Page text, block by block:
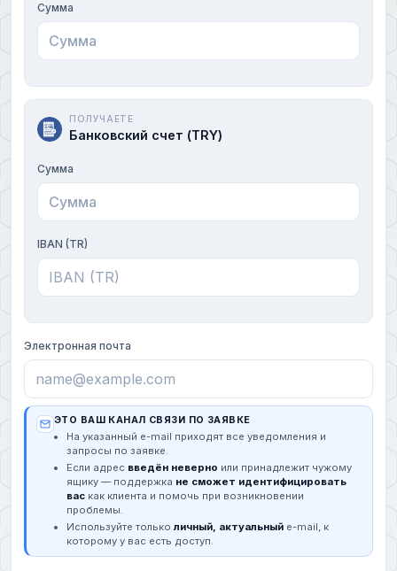
Сумма
ПОЛУЧАЕТЕ
Банковский счет (TRY)
Сумма
IBAN (TR)
Электронная почта
ЭТО ВАШ КАНАЛ СВЯЗИ ПО ЗАЯВКЕ
На указанный e-mail приходят все уведомления и
запросы по заявке.
Если адрес введён неверно или принадлежит чужому
ящику — поддержка не сможет идентифицировать
вас как клиента и помочь при возникновении
проблемы.
Используйте тольколичный, актуальный e-mail, к
которому у вас есть доступ.